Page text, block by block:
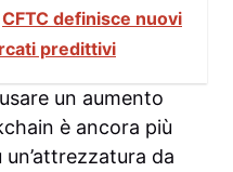
CFTC definisce nuovi
predittivi
un aumento
è ancora più
da